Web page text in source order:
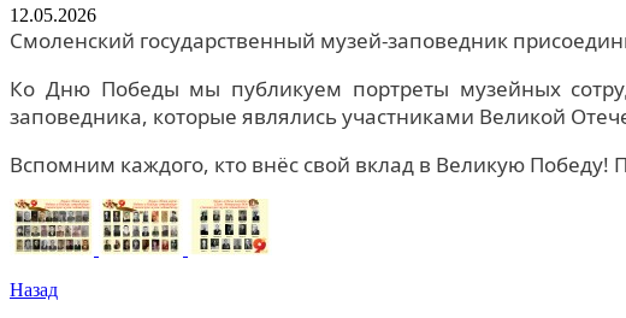
12.05.2026
Смоленский государственный музей-заповедник
Ко Дню Победы мы публикуем портреты музейных
заповедника, которые являлись участниками Великой
Вспомним каждого, кто внёс свой вклад в Великую
Назад